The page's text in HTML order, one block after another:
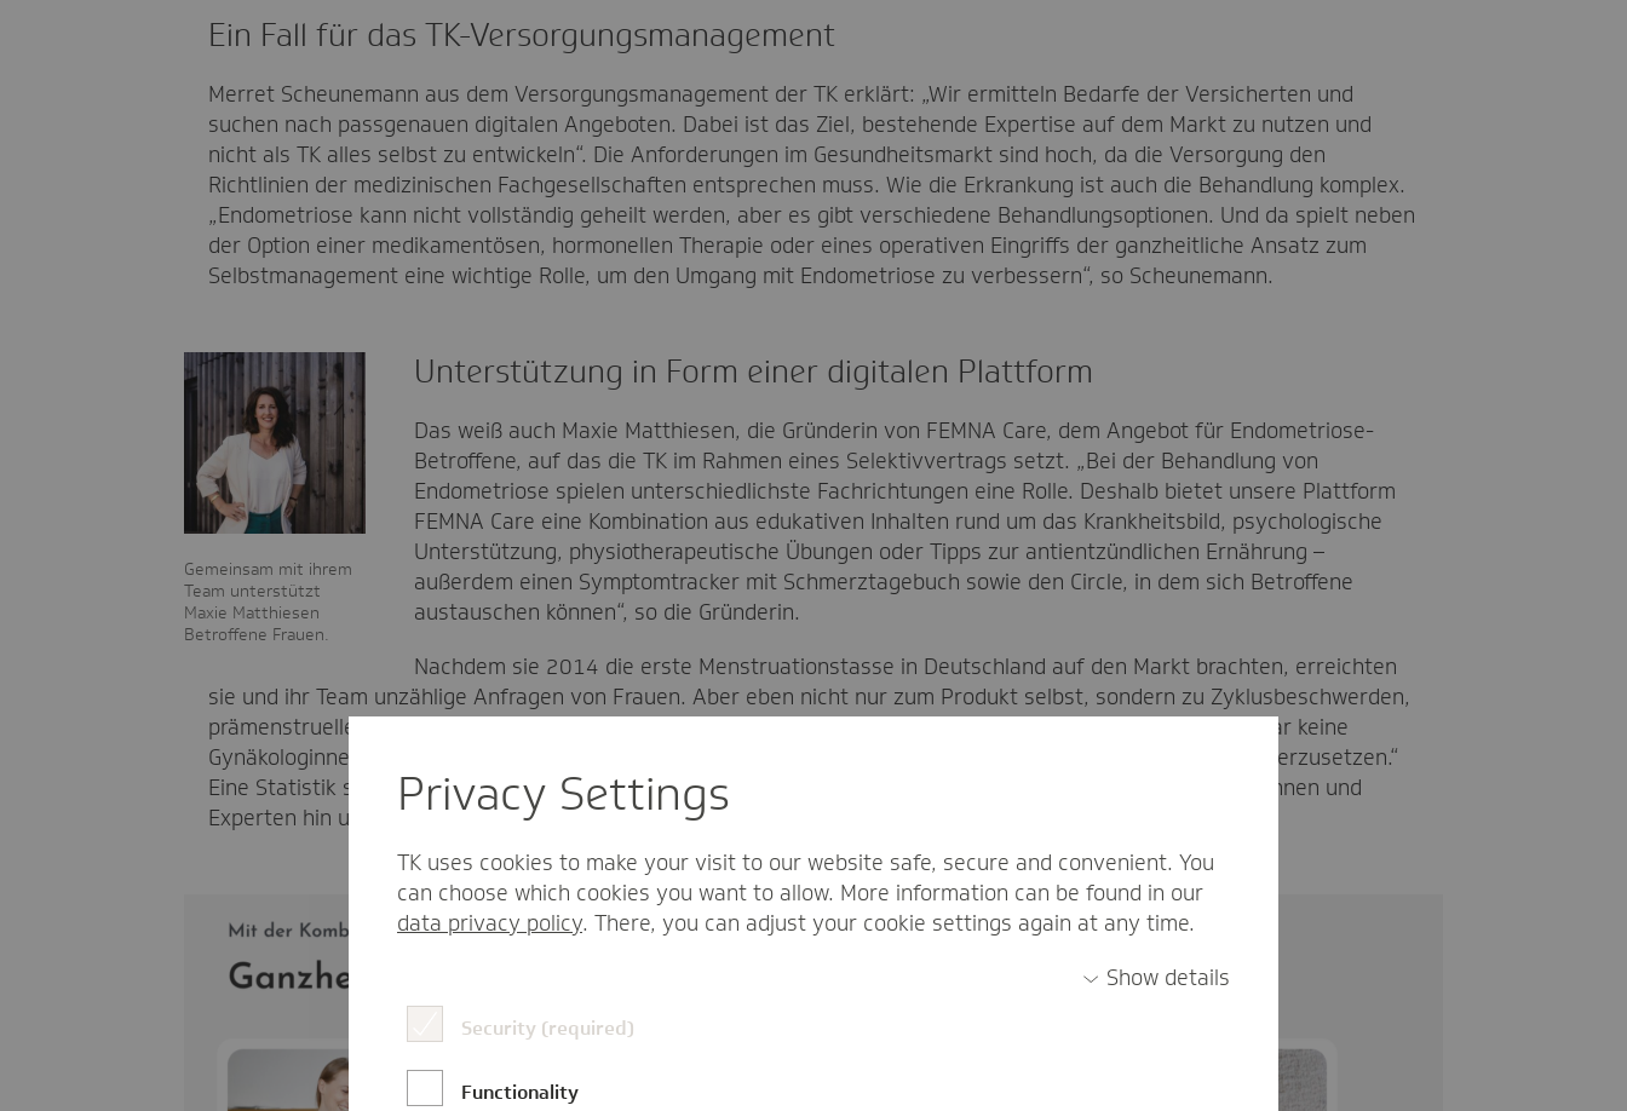
Ein Fall für das TK-Versorgungsmanagement
Merret Scheunemann aus dem Versorgungsmanagement der TK erklärt: „Wir ermitteln Bedarfe der Versicherten und
suchen nach passgenauen digitalen Angeboten. Dabei ist das Ziel, bestehende Expertise auf dem Markt zu nutzen und
nicht als TK alles selbst zu entwickeln“. Die Anforderungen im Gesundheitsmarkt sind hoch, da die Versorgung den
Richtlinien der medizinischen Fachgesellschaften entsprechen muss. Wie die Erkrankung ist auch die Behandlung komplex.
„Endometriose kann nicht vollständig geheilt werden, aber es gibt verschiedene Behandlungsoptionen. Und da spielt neben
der Option einer medikamentösen, hormonellen Therapie oder eines operativen Eingriffs der ganzheitliche Ansatz zum
Selbstmanagement eine wichtige Rolle, um den Umgang mit Endometriose zu verbessern“, so Scheunemann.
Gemeinsam mit ihrem
Team unterstützt
Maxie Matthiesen
Betroffene Frauen.
Unterstützung in Form einer digitalen Plattform
Das weiß auch Maxie Matthiesen, die Gründerin von FEMNA Care, dem Angebot für Endometriose-
Betroffene, auf das die TK im Rahmen eines Selektivvertrags setzt. „Bei der Behandlung von
Endometriose spielen unterschiedlichste Fachrichtungen eine Rolle. Deshalb bietet unsere Plattform
FEMNA Care eine Kombination aus edukativen Inhalten rund um das Krankheitsbild, psychologische
Unterstützung, physiotherapeutische Übungen oder Tipps zur antientzündlichen Ernährung –
außerdem einen Symptomtracker mit Schmerztagebuch sowie den Circle, in dem sich Betroffene
austauschen können“, so die Gründerin.
Nachdem sie 2014 die erste Menstruationstasse in Deutschland auf den Markt brachten, erreichten
sie und ihr Team unzählige Anfragen von Frauen. Aber eben nicht nur zum Produkt selbst, sondern zu Zyklusbeschwerden,
prämenstruelles Syndrom (PMS) oder unerfülltem Kinderwunsch. „Da habe ich gedacht, wow, wir sind doch gar keine
Gynäkologinnen und habe erstmals angefangen mich intensiver mit dem Thema Frauengesundheit auseinanderzusetzen.“
Eine Statistik schockierte sie damals besonders: Durchschnittlich zehn Jahre laufen Frauen zwischen Expertinnen und
Experten hin und her, bis sie die Diagnose Endometriose erhalten.
Privacy Settings
TK uses cookies to make your visit to our website safe, secure and convenient. You
can choose which cookies you want to allow. More information can be found in our
data privacy policy. There, you can adjust your cookie settings again at any time.
Show details
Security (required)
Functionality